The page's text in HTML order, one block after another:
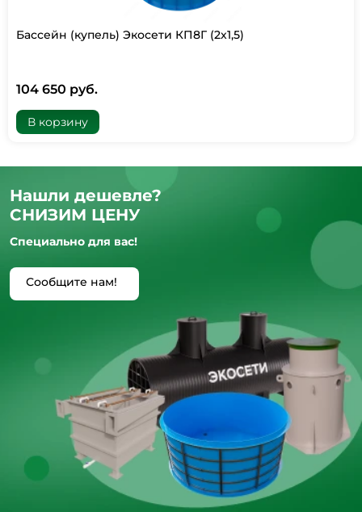
Бассейн (купель) Экосети КП8Г (2х1,5)
104 650 руб.
В корзину
Нашли дешевле?
СНИЗИМ ЦЕНУ
Специально для вас!
Сообщите нам!